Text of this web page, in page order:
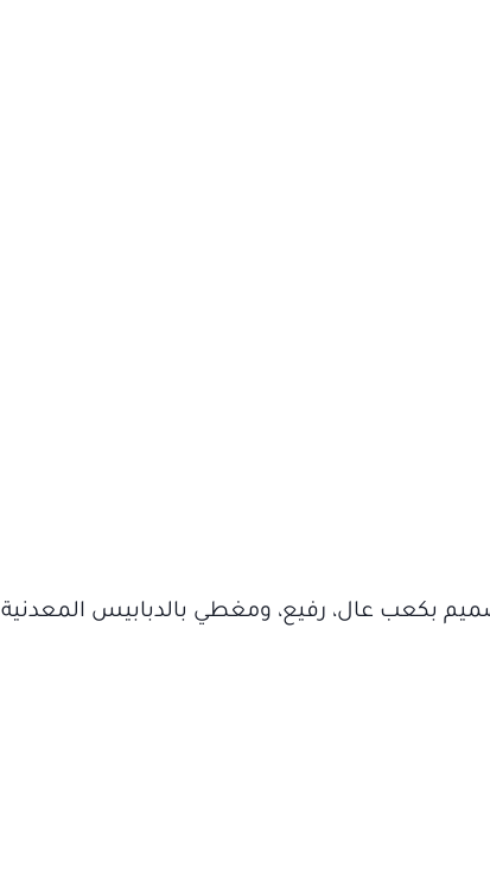
بكعب عال، رفيع، ومغطي بالدبابيس المعدنية